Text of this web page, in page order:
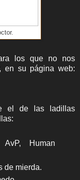
los que no nos
en su página web:
el de las ladillas
AvP, Human
de mierda.